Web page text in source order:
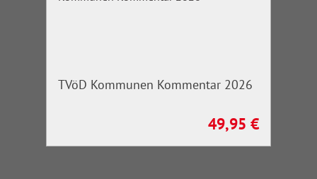
TVöD Kommunen Kommentar 2026
Regulärer Preis:
49,95 €